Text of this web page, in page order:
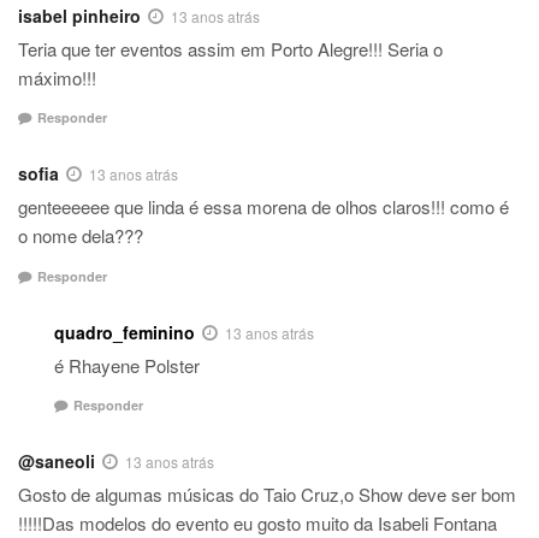
isabel pinheiro 13 anos atrás
Teria que ter eventos assim em Porto Alegre!!! Seria o
máximo!!!
Responder
sofia 13 anos atrás
genteeeeee que linda é essa morena de olhos claros!!! como é
o nome dela???
Responder
quadro_feminino 13 anos atrás
é Rhayene Polster
Responder
@saneoli 13 anos atrás
Gosto de algumas músicas do Taio Cruz,o Show deve ser bom
!!!!!Das modelos do evento eu gosto muito da Isabeli Fontana